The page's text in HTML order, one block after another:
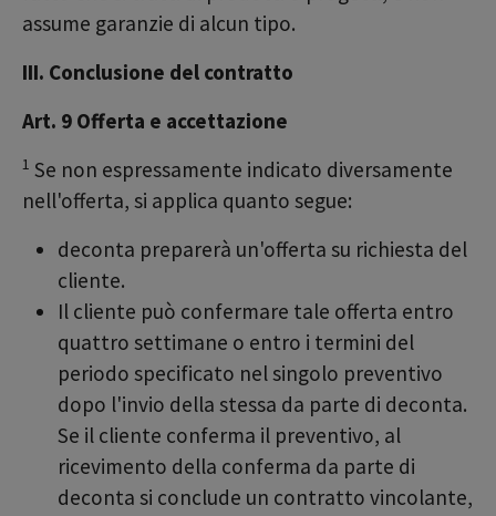
assume garanzie di alcun tipo.
III. Conclusione del contratto
Art. 9 Offerta e accettazione
1 Se non espressamente indicato diversamente
nell'offerta, si applica quanto segue:
deconta preparerà un'offerta su richiesta del
cliente.
Il cliente può confermare tale offerta entro
quattro settimane o entro i termini del
periodo specificato nel singolo preventivo
dopo l'invio della stessa da parte di deconta.
Se il cliente conferma il preventivo, al
ricevimento della conferma da parte di
deconta si conclude un contratto vincolante,